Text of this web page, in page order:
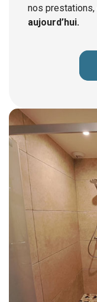
nos prestations,
aujourd’hui.